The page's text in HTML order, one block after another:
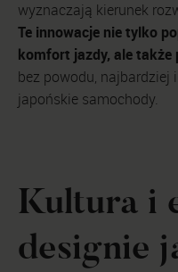
wyznaczają kierunek
Te innowacje nie tylko
komfort jazdy, ale także
bez powodu, najbardziej
japońskie samochody.
Kultura i
designie